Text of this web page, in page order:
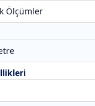
Ölçümler